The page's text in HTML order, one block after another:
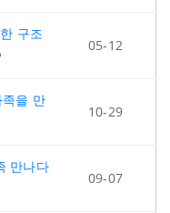
구조
05-12
을 만
10-29
만나다
09-07